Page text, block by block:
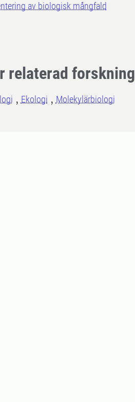
av biologisk mångfald
relaterad forskning
Ekologi Molekylärbiologi